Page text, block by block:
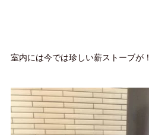
室内には今では珍しい薪ストーブが！